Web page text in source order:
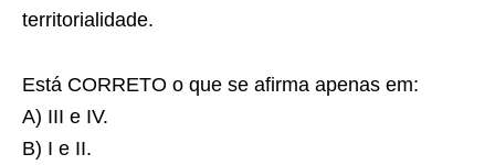
territorialidade.
Está CORRETO o que se afirma apenas em:
A) III e IV.
B) I e II.